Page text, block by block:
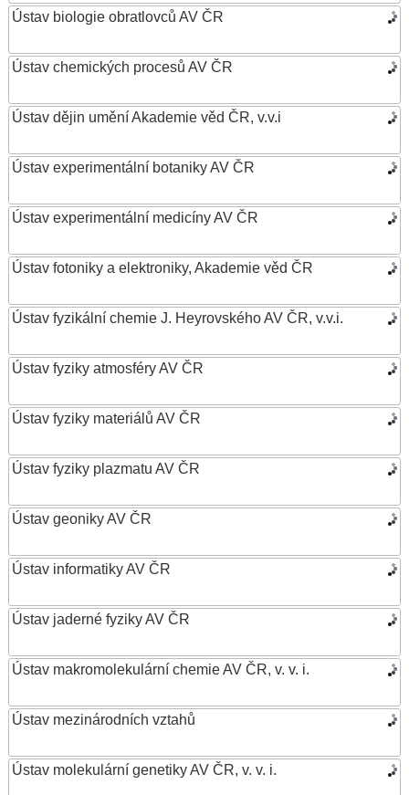
Ústav biologie obratlovců AV ČR
Ústav chemických procesů AV ČR
Ústav dějin umění Akademie věd ČR, v.v.i
Ústav experimentální botaniky AV ČR
Ústav experimentální medicíny AV ČR
Ústav fotoniky a elektroniky, Akademie věd ČR
Ústav fyzikální chemie J. Heyrovského AV ČR, v.v.i.
Ústav fyziky atmosféry AV ČR
Ústav fyziky materiálů AV ČR
Ústav fyziky plazmatu AV ČR
Ústav geoniky AV ČR
Ústav informatiky AV ČR
Ústav jaderné fyziky AV ČR
Ústav makromolekulární chemie AV ČR, v. v. i.
Ústav mezinárodních vztahů
Ústav molekulární genetiky AV ČR, v. v. i.